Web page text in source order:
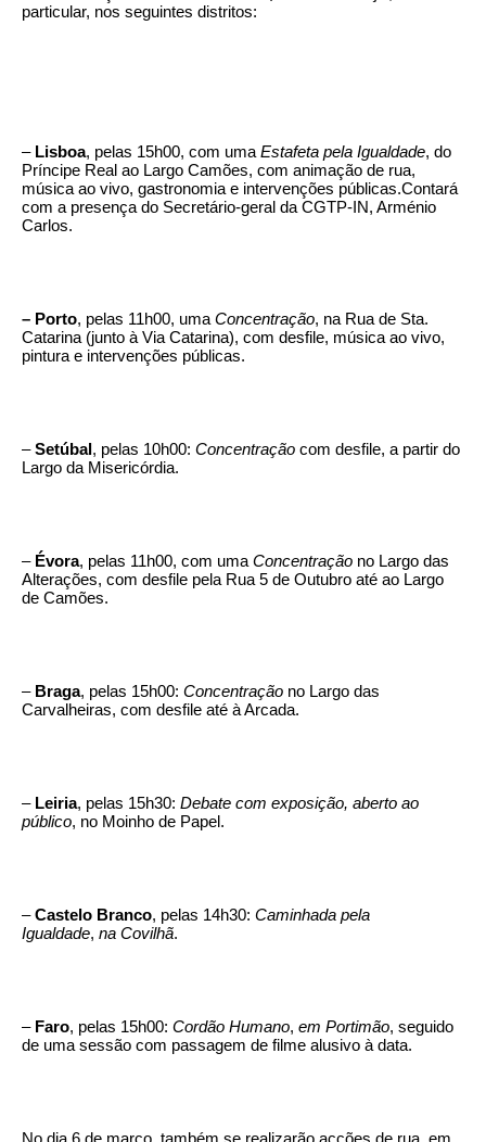
particular, nos seguintes distritos:
– Lisboa, pelas 15h00, com uma Estafeta pela Igualdade, do
Príncipe Real ao Largo Camões, com animação de rua,
música ao vivo, gastronomia e intervenções públicas.Contará
com a presença do Secretário-geral da CGTP-IN, Arménio
Carlos.
– Porto, pelas 11h00, uma Concentração, na Rua de Sta.
Catarina (junto à Via Catarina), com desfile, música ao vivo,
pintura e intervenções públicas.
–Setúbal, pelas 10h00: Concentração com desfile, a partir do
Largo da Misericórdia.
– Évora, pelas 11h00, com uma Concentração no Largo das
Alterações, com desfile pela Rua 5 de Outubro até ao Largo
de Camões.
– Braga, pelas 15h00: Concentração no Largo das
Carvalheiras, com desfile até à Arcada.
– Leiria, pelas 15h30: Debate com exposição, aberto ao
público, no Moinho de Papel.
–Castelo Branco, pelas 14h30: Caminhada pela
Igualdade, na Covilhã.
– Faro, pelas 15h00: Cordão Humano, em Portimão, seguido
de uma sessão com passagem de filme alusivo à data.
No dia 6 de março, também se realizarão acções de rua, em